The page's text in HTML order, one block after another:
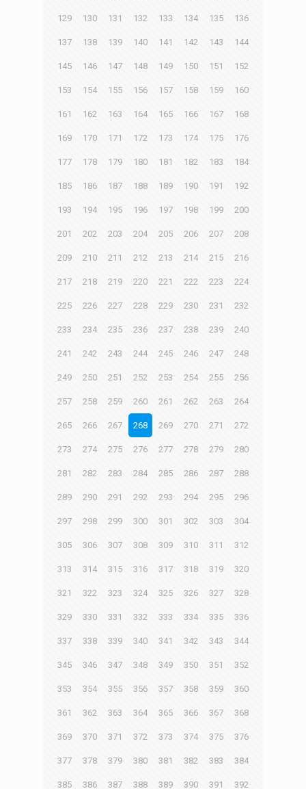
129 130 131 132 133 134 135 136
137 138 139 140 141 142 143 144
145 146 147 148 149 150 151 152
153 154 155 156 157 158 159 160
161 162 163 164 165 166 167 168
169 170 171 172 173 174 175 176
177 178 179 180 181 182 183 184
185 186 187 188 189 190 191 192
193 194 195 196 197 198 199 200
201 202 203 204 205 206 207 208
209 210 211 212 213 214 215 216
217 218 219 220 221 222 223 224
225 226 227 228 229 230 231 232
233 234 235 236 237 238 239 240
241 242 243 244 245 246 247 248
249 250 251 252 253 254 255 256
257 258 259 260 261 262 263 264
265 266 267 268 269 270 271 272
273 274 275 276 277 278 279 280
281 282 283 284 285 286 287 288
289 290 291 292 293 294 295 296
297 298 299 300 301 302 303 304
305 306 307 308 309 310 311 312
313 314 315 316 317 318 319 320
321 322 323 324 325 326 327 328
329 330 331 332 333 334 335 336
337 338 339 340 341 342 343 344
345 346 347 348 349 350 351 352
353 354 355 356 357 358 359 360
361 362 363 364 365 366 367 368
369 370 371 372 373 374 375 376
377 378 379 380 381 382 383 384
385 386 387 388 389 390 391 392